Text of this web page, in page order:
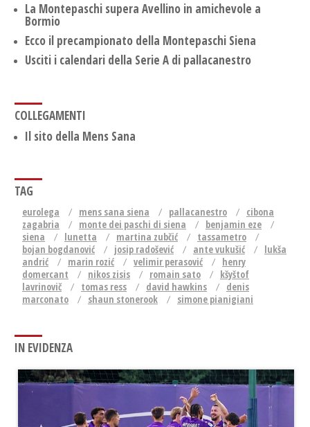
La Montepaschi supera Avellino in amichevole a
Bormio
Ecco il precampionato della Montepaschi Siena
Usciti i calendari della Serie A di pallacanestro
COLLEGAMENTI
Il sito della Mens Sana
TAG
eurolega mens sana siena pallacanestro
cibona
zagabria
monte dei paschi di siena
benjamin eze
siena
lunetta martina zubčić
tassametro
bojan bogdanović
josip radošević ante vukušić
lukša
andrić
marin rozić velimir perasović
henry
domercant
nikos zisis romain sato
kšyštof
lavrinovič
tomas ress david hawkins
denis
marconato
shaun stonerook simone pianigiani
IN EVIDENZA